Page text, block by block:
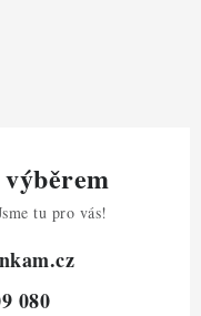
výběrem
tu pro vás!
080